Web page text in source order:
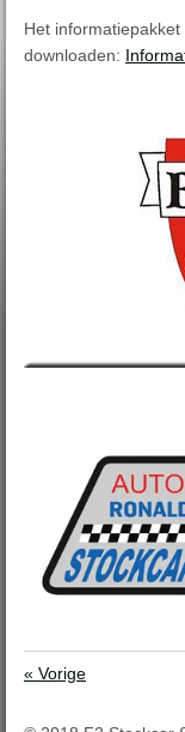
Het
downloaden:
« Vorige